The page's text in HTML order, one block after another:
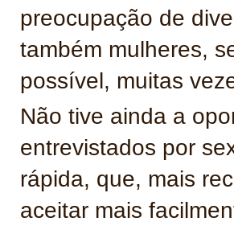
preocupação de
também mulheres,
possível, muitas
Não tive ainda a
entrevistados por
rápida, que, mais
aceitar mais